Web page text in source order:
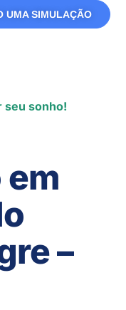
UMA SIMULAÇÃO
seu sonho!
–